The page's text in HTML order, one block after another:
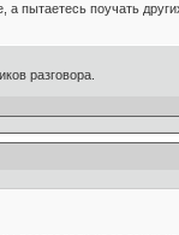
пытаетесь поучать
разговора.